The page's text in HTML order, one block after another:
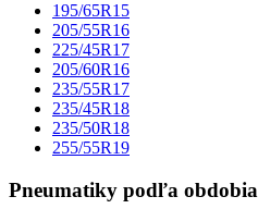
195/65R15
205/55R16
225/45R17
205/60R16
235/55R17
235/45R18
235/50R18
255/55R19
Pneumatiky podľa obdobia